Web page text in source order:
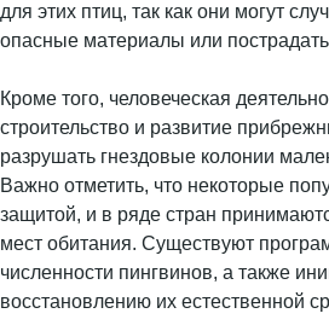
для этих птиц, так как они могут
опасные материалы или
Кроме того, человеческая
строительство и развитие
разрушать гнездовые колонии
Важно отметить, что некоторые
защитой, и в ряде стран
мест обитания. Существуют
численности пингвинов, а также
восстановлению их естественной